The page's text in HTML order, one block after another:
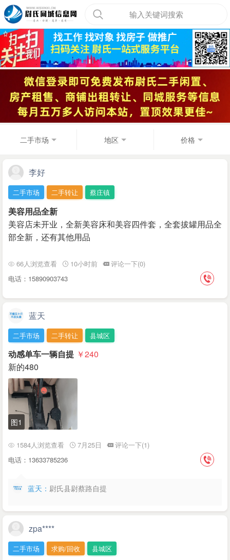
输入关键词搜索
二手市场 地区 价格
李好
二手市场 二手转让 蔡庄镇
美容用品全新
美容店未开业，全新美容床和美容四件套，全套拔罐用品全
部全新，还有其他用品
66人浏览查看 10小时前
评论一下(0)
电话：15890903743
蓝天
二手市场 二手转让 县城区
动感单车一辆自提 ￥240
新的480
图1
1584人浏览查看 7月25日
评论一下(1)
电话：13633785236
蓝天： 尉氏县尉蔡路自提
zpa****
二手市场 求购/回收 县城区